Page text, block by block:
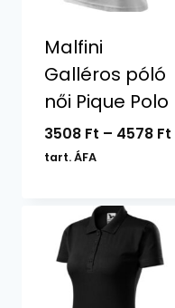
Malfini
Galléros póló
női Pique Polo
3508 Ft – 4578 Ft
tart. ÁFA